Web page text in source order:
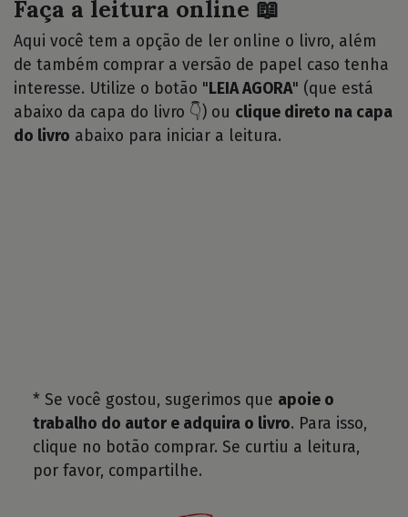
Faça a leitura online 📖
Aqui você tem a opção de ler online o livro, além
de também comprar a versão de papel caso tenha
interesse. Utilize o botão " LEIA AGORA" (que está
abaixo da capa do livro 👇) ou clique direto na capa
do livro abaixo para iniciar a leitura.
* Se você gostou, sugerimos que apoie o
trabalho do autor e adquira o livro. Para isso,
clique no botão comprar. Se curtiu a leitura,
por favor, compartilhe.